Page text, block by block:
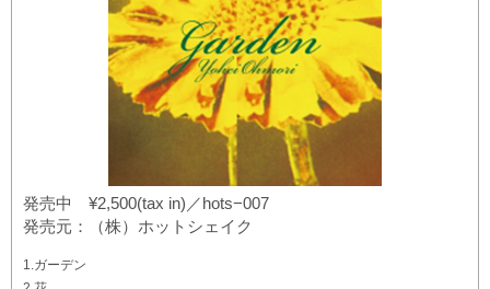
発売中 ¥2,500(tax in)／hots−007
発売元：（株）ホットシェイク
1.ガーデン